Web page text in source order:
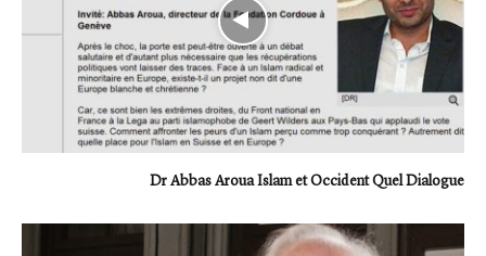
Dr Abbas Aroua Islam et Occident Quel Dialogue